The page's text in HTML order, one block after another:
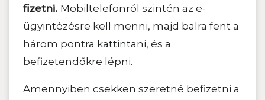
fizetni. Mobiltelefonról szintén az e-
ügyintézésre kell menni, majd balra fent a
három pontra kattintani, és a
befizetendőkre lépni.
Amennyiben csekken szeretné befizetni a